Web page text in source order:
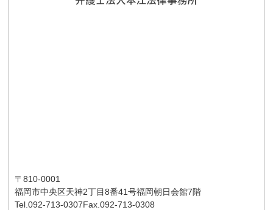
〒810-0001
福岡市中央区天神2丁目8番41号福岡朝日会館7階
Tel.092-713-0307Fax.092-713-0308